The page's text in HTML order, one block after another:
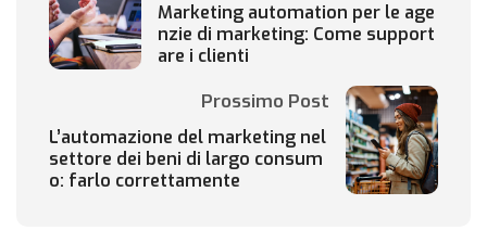
Marketing automation per le age
nzie di marketing: Come support
are i clienti
Prossimo Post
L’automazione del marketing nel
settore dei beni di largo consum
o: farlo correttamente